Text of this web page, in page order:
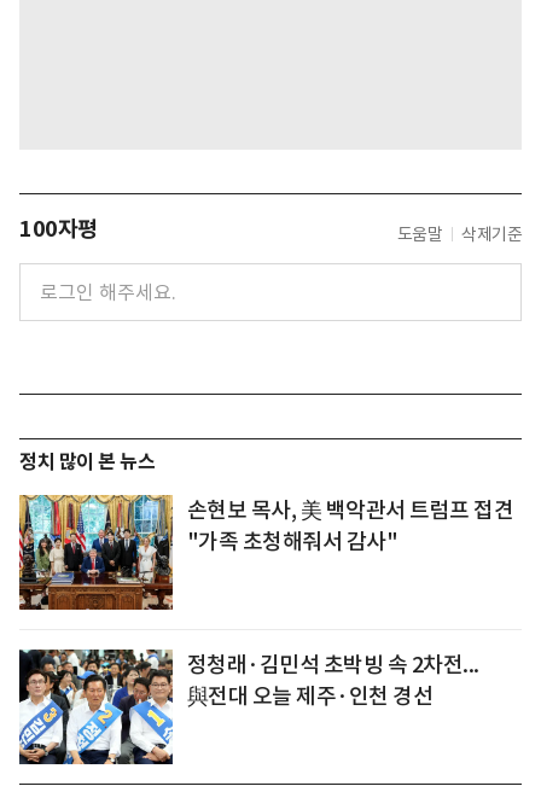
100자평 도움말 삭제기준
정치 많이 본 뉴스
손현보 목사, 美 백악관서 트럼프 접견
"가족 초청해줘서 감사"
정청래·김민석 초박빙 속 2차전...
與전대 오늘 제주·인천 경선